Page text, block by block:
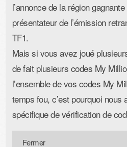
l’annonce de la région
présentateur de l’émission
TF1.
Mais si vous avez joué
de fait plusieurs codes My
l’ensemble de vos codes My
temps fou, c’est pourquoi nous
spécifique de vérification de